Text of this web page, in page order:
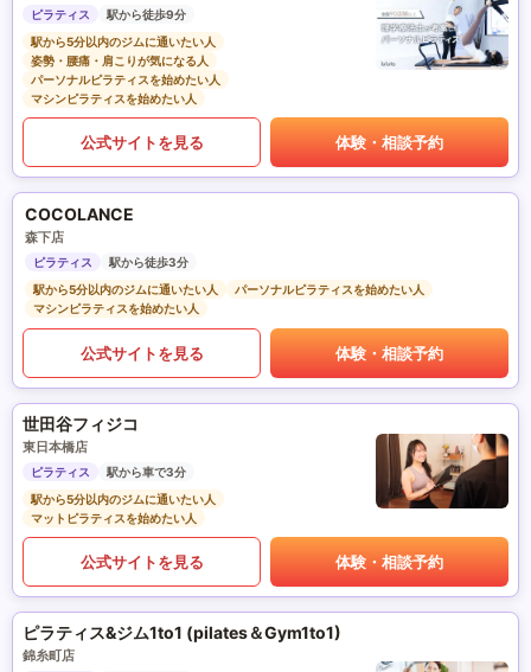
ピラティス
駅から徒歩9分
駅から5分以内のジムに通いたい人
姿勢・腰痛・肩こりが気になる人
パーソナルピラティスを始めたい人
マシンピラティスを始めたい人
公式サイトを見る 体験・相談予約
COCOLANCE
森下店
ピラティス
駅から徒歩3分
駅から5分以内のジムに通いたい人
パーソナルピラティスを始めたい人
マシンピラティスを始めたい人
公式サイトを見る 体験・相談予約
世田谷フィジコ
東日本橋店
ピラティス
駅から車で3分
駅から5分以内のジムに通いたい人
マットピラティスを始めたい人
公式サイトを見る 体験・相談予約
ピラティス&ジム1to1 (pilates＆Gym1to1)
錦糸町店